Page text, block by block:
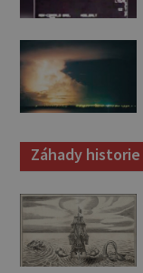
Záhady historie